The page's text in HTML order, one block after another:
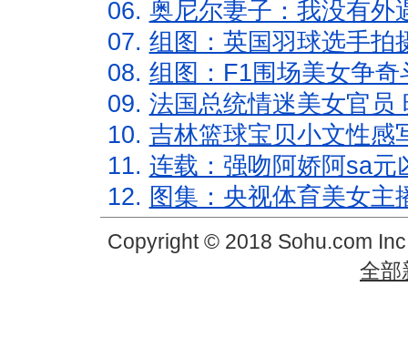
06. 奥尼尔妻子：我没有外
07. 组图：英国羽球选手拍
08. 组图：F1围场美女争
09. 法国总统情迷美女官员
10. 吉林篮球宝贝小文性感
11. 连载：强吻阿娇阿sa元
12. 图集：央视体育美女主
Copyright © 2018 Sohu.com
全部